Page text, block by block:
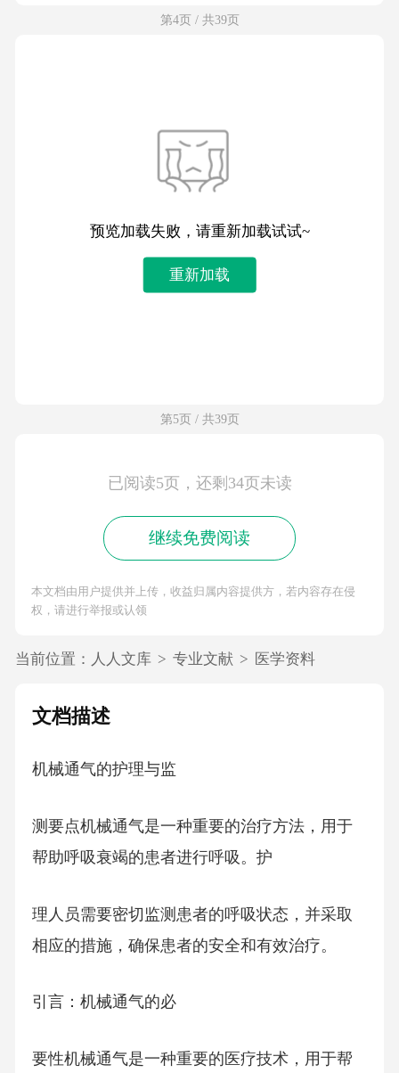
第4页 / 共39页
预览加载失败，请重新加载试试~
重新加载
第5页 / 共39页
已阅读5页，还剩34页未读
继续免费阅读
本文档由用户提供并上传，收益归属内容提供方，若内容存在侵
权，请进行举报或认领
当前位置： 人人文库 > 专业文献 > 医学资料
文档描述
机械通气的护理与监
测要点机械通气是一种重要的治疗方法，用于
帮助呼吸衰竭的患者进行呼吸。护
理人员需要密切监测患者的呼吸状态，并采取
相应的措施，确保患者的安全和有效治疗。
引言：机械通气的必
要性机械通气是一种重要的医疗技术，用于帮